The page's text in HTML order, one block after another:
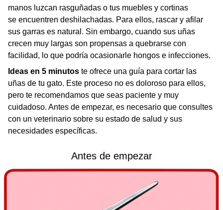
manos luzcan rasguñadas o tus muebles y cortinas
se encuentren deshilachadas. Para ellos, rascar y afilar
sus garras es natural. Sin embargo, cuando sus uñas
crecen muy largas son propensas a quebrarse con
facilidad, lo que podría ocasionarle hongos e infecciones.
Ideas en 5 minutos te ofrece una guía para cortar las
uñas de tu gato. Este proceso no es doloroso para ellos,
pero te recomendamos que seas paciente y muy
cuidadoso. Antes de empezar, es necesario que consultes
con un veterinario sobre su estado de salud y sus
necesidades específicas.
Antes de empezar